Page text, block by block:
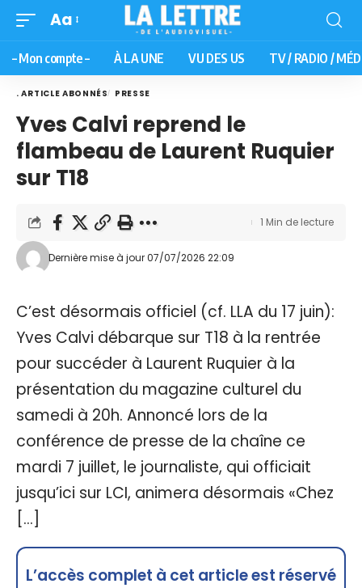
Aa
– Mon compte – À LA UNE VU DES US TV / RADIO /
. ARTICLE ABONNÉS PRESSE
Yves Calvi reprend le
flambeau de Laurent Ruquier
sur T18
Dernière mise à jour 07/07/2026 22:09
1 Min de lecture
C’est désormais officiel (cf. LLA du 17 juin):
Yves Calvi débarque sur T18 à la rentrée
pour succéder à Laurent Ruquier à la
présentation du magazine culturel du
samedi à 20h. Annoncé lors de la
conférence de presse de la chaîne ce
mardi 7 juillet, le journaliste, qui officiait
jusqu’ici sur LCI, animera désormais «Chez
[…]
L’accès complet à cet article est réservé